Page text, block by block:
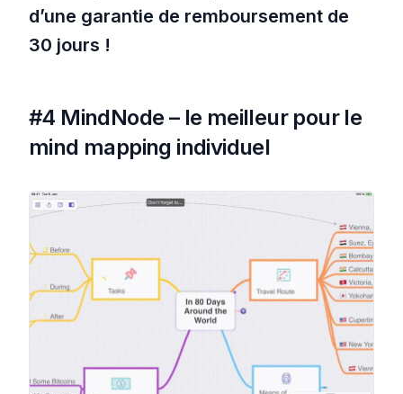
d’une garantie de remboursement de
30 jours !
#4 MindNode – le meilleur pour le
mind mapping individuel